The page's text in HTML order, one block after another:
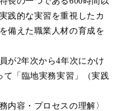
践的な実習を重視したカ
備えた職業人材の育成を
が2年次から4年次にかけ
て「臨地実務実習」（実践
内容・プロセスの理解〉